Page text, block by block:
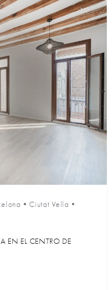
•Ciutat Vella •
EN EL CENTRO DE